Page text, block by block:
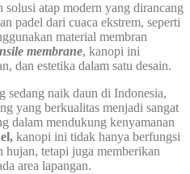
solusi atap modern yang dirancang
padel dari cuaca ekstrem, seperti
material membran
membrane, kanopi ini
dan estetika dalam satu desain.
sedang naik daun di Indonesia,
yang berkualitas menjadi sangat
dalam mendukung kenyamanan
kanopi ini tidak hanya berfungsi
hujan, tetapi juga memberikan
area lapangan.